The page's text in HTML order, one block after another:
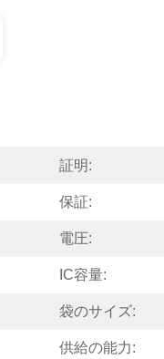
証明:
保証:
電圧:
IC容量:
袋のサイズ:
供給の能力: